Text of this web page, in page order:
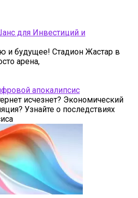
для Инвестиций и
и будущее! Стадион Жастар в
арена,
апокалипсис
исчезнет? Экономический
Узнайте о последствиях